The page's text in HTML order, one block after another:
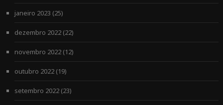
janeiro 2023 (25)
dezembro 2022(22)
novembro 2022(12)
outubro 2022(19)
setembro 2022(23)